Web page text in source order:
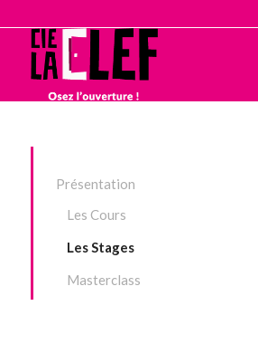
Présentation
Les Cours
Les Stages
Masterclass